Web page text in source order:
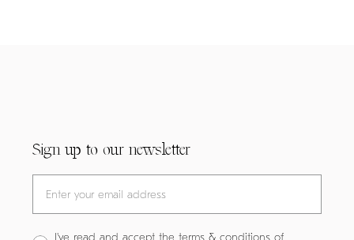
Sign up to our newsletter